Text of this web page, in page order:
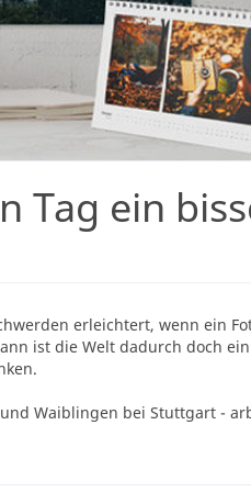
Tag ein
erleichtert, wenn ein
ist die Welt dadurch doch
Waiblingen bei Stuttgart -